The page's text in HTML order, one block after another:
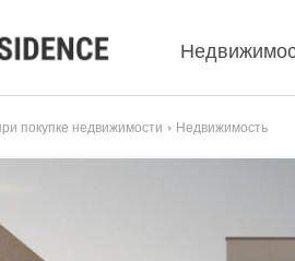
покупке недвижимости Недвижимость